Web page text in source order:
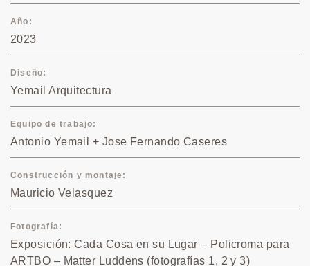
Año
2023
Diseño
Yemail Arquitectura
Equipo de trabajo
Antonio Yemail + Jose Fernando Caseres
Construcción y montaje
Mauricio Velasquez
Fotografía
Exposición: Cada Cosa en su Lugar – Policroma para
ARTBO – Matter Luddens (fotografías 1, 2 y 3)